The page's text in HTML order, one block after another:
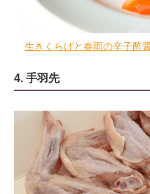
生きくらげと春雨の辛子酢
4. 手羽先